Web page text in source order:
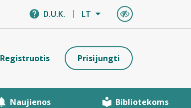
D.U.K. LT
Registruotis Prisijungti
Naujienos Bibliotekoms